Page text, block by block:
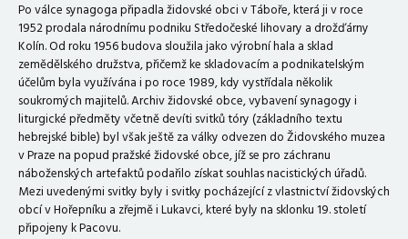
Po válce synagoga připadla židovské obci v Táboře, která ji v roce
1952 prodala národnímu podniku Středočeské lihovary a drožďárny
Kolín. Od roku 1956 budova sloužila jako výrobní hala a sklad
zemědělského družstva, přičemž ke skladovacím a podnikatelským
účelům byla využívána i po roce 1989, kdy vystřídala několik
soukromých majitelů. Archiv židovské obce, vybavení synagogy i
liturgické předměty včetně devíti svitků tóry (základního textu
hebrejské bible) byl však ještě za války odvezen do Židovského muzea
v Praze na popud pražské židovské obce, jíž se pro záchranu
náboženských artefaktů podařilo získat souhlas nacistických úřadů.
Mezi uvedenými svitky byly i svitky pocházející z vlastnictví židovských
obcí v Hořepníku a zřejmě i Lukavci, které byly na sklonku 19. století
připojeny k Pacovu.